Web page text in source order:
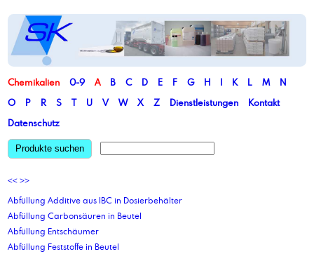
Chemikalien 0-9 A B C D E F G H I K L M
N
O
P R S T U V W X Z Dienstleistungen
Kontakt
Datenschutz
Produkte suchen
<< >>
Abfüllung Additive aus IBC in Dosierbehälter
Abfüllung Carbonsäuren in Beutel
Abfüllung Entschäumer
Abfüllung Feststoffe in Beutel